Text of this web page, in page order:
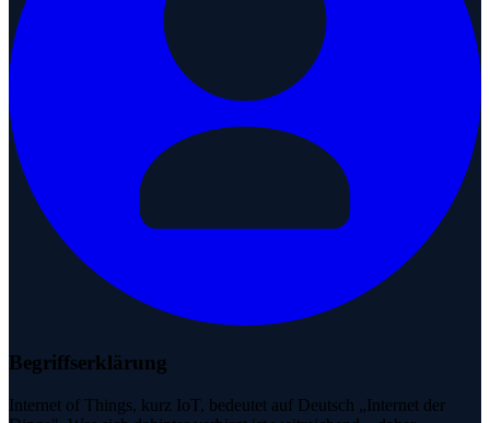
Begriffserklärung
Internet of Things, kurz IoT, bedeutet auf Deutsch „Internet der